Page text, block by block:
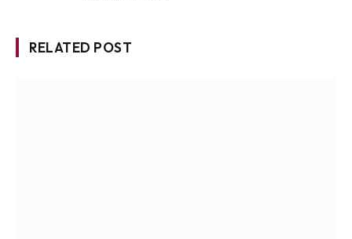
RELATED POST